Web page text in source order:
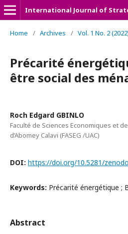
Home / Archives / Vol. 1 No. 2
Précarité
être social des
Roch Edgard GBINLO
Faculté de Sciences Economiques et
d’Abomey Calavi (FASEG /UAC)
DOI: https://doi.org/10.5281/
Keywords: Précarité énergétique ;
Abstract